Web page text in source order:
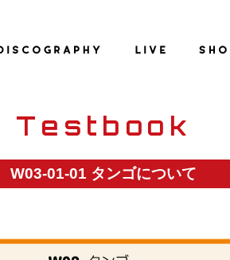
Testbook
W03-01-01 タンゴについて